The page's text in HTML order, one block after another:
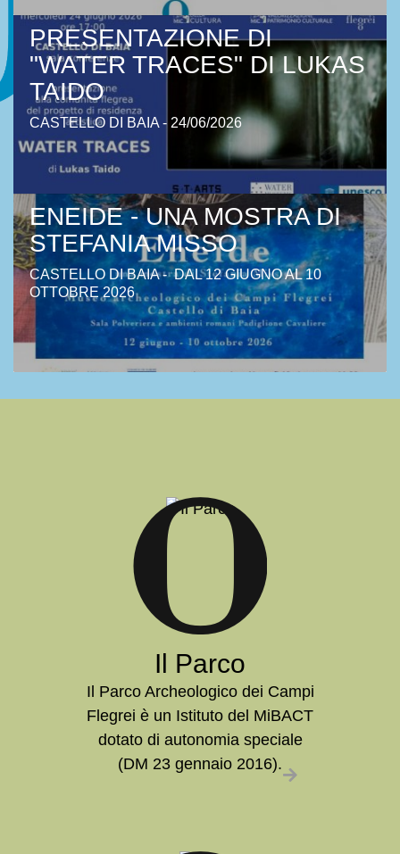
PRESENTAZIONE DI
"WATER TRACES" DI LUKAS
TAIDO
CASTELLO DI BAIA - 24/06/2026
ENEIDE - UNA MOSTRA DI
STEFANIA MISSO
CASTELLO DI BAIA - DAL 12 GIUGNO AL 10
OTTOBRE 2026
Il Parco
Il Parco Archeologico dei Campi
Flegrei è un Istituto del MiBACT
dotato di autonomia speciale
(DM 23 gennaio 2016).